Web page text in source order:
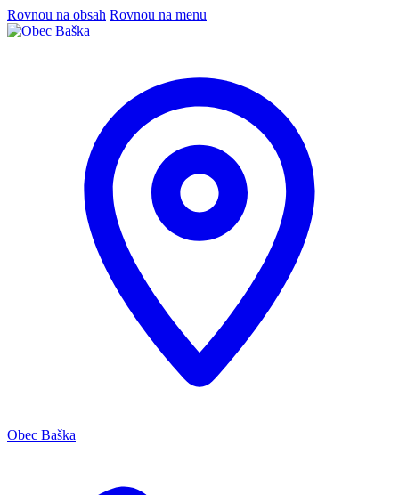
Rovnou na obsah Rovnou na menu
Obec Baška